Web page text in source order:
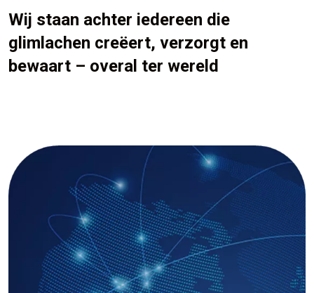
Wij staan achter iedereen die
glimlachen creëert, verzorgt en
bewaart – overal ter wereld